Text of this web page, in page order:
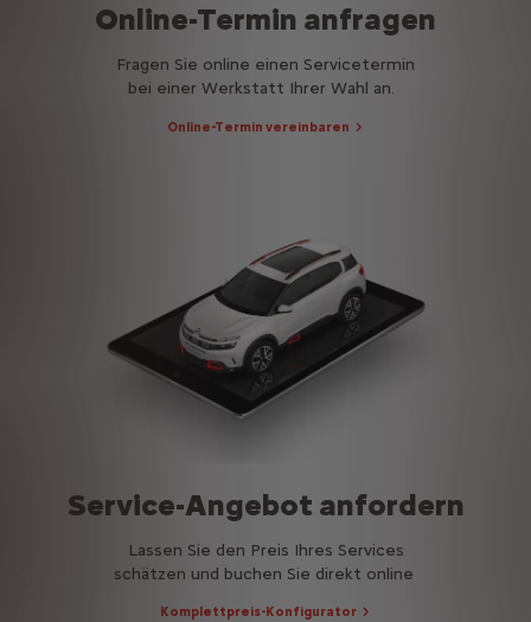
Online-Termin anfragen
Fragen Sie online einen Servicetermin
bei einer Werkstatt Ihrer Wahl an.
Online-Termin vereinbaren
Service-Angebot anfordern
Lassen Sie den Preis Ihres Services
schätzen und buchen Sie direkt online
Komplettpreis-Konfigurator